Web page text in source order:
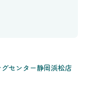
センター静岡浜松店